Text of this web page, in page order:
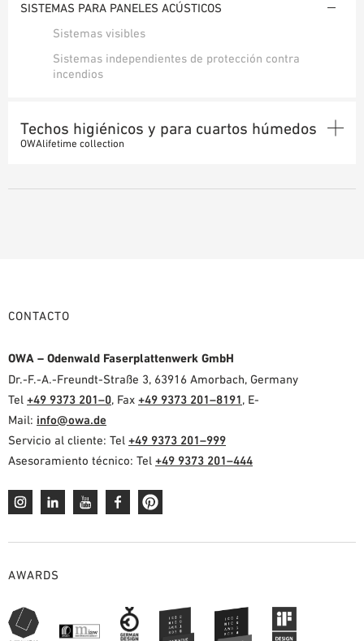
SISTEMAS PARA PANELES ACÚSTICOS
Sistemas visibles
Sistemas independientes de protección contra
incendios
Techos higiénicos y para cuartos húmedos
OWAlifetime collection
CONTACTO
OWA – Odenwald Faserplattenwerk GmbH
Dr.-F.-A.-Freundt-Straße 3, 63916 Amorbach, Germany
Tel +49 9373 201–0, Fax +49 9373 201–8191, E-
Mail: info@owa.de
Servicio al cliente: Tel +49 9373 201–999
Asesoramiento técnico: Tel +49 9373 201–444
AWARDS